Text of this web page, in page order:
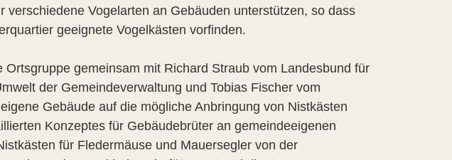
verschiedene Vogelarten an Gebäuden unterstützen, so dass
geeignete Vogelkästen vorfinden.
gemeinsam mit Richard Straub vom Landesbund für
der Gemeindeverwaltung und Tobias Fischer vom
Gebäude auf die mögliche Anbringung von Nistkästen
Konzeptes für Gebäudebrüter an gemeindeeigenen
für Fledermäuse und Mauersegler von der